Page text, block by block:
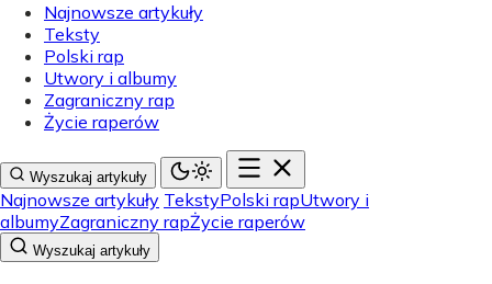
Najnowsze artykuły
Teksty
Polski rap
Utwory i albumy
Zagraniczny rap
Życie raperów
Wyszukaj artykuły
Najnowsze artykuły TekstyPolski rapUtwory i
albumyZagraniczny rapŻycie raperów
Wyszukaj artykuły